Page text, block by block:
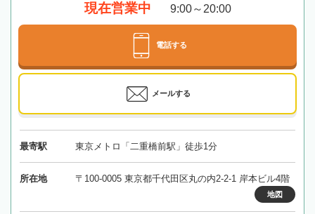
現在営業中 9:00～20:00
電話する
メールする
最寄駅 東京メトロ「二重橋前駅」徒歩1分
所在地 〒100-0005 東京都千代田区丸の内2-2-1 岸本ビル4階
地図